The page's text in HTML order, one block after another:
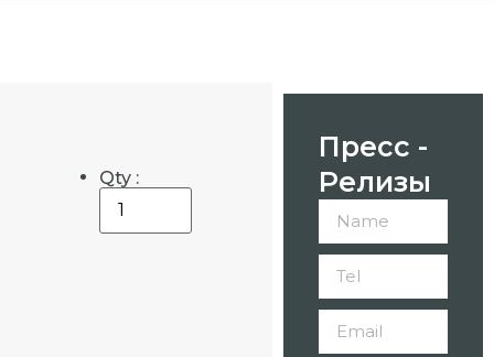
Qty :
Пресс -
Релизы